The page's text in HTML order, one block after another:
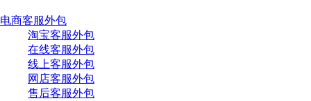
电商客服外包
淘宝客服外包
在线客服外包
线上客服外包
网店客服外包
售后客服外包